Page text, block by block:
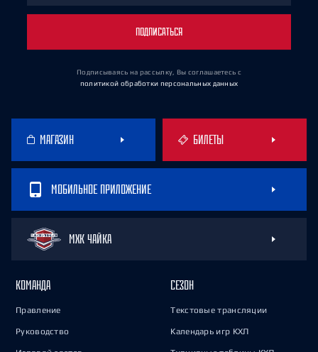
ПОДПИСАТЬСЯ
Подписываясь на рассылку, Вы соглашаетесь с
политикой обработки персональных данных
МАГАЗИН БИЛЕТЫ
МОБИЛЬНОЕ ПРИЛОЖЕНИЕ
МХК ЧАЙКА
КОМАНДА
Правление
Руководство
СЕЗОН
Текстовые трансляции
Календарь игр КХЛ